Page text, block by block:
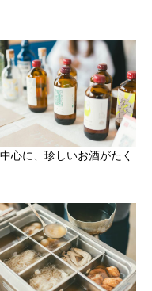
心に、珍しいお酒がたく